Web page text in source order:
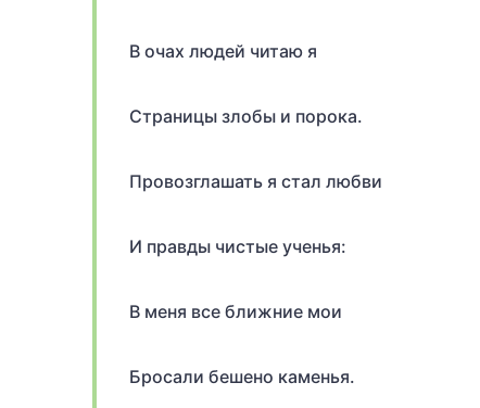
В очах людей читаю я
Страницы злобы и порока.
Провозглашать я стал любви
И правды чистые ученья:
В меня все ближние мои
Бросали бешено каменья.